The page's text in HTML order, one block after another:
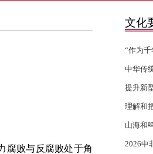
腐败与反腐败处于角
文化
中华传
理解和
山海和